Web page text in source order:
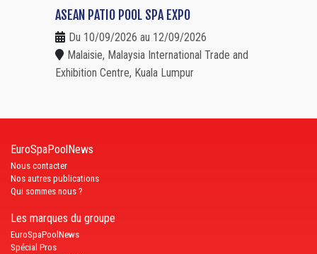
ASEAN PATIO POOL SPA EXPO
Du 10/09/2026 au 12/09/2026
Malaisie, Malaysia International Trade and
Exhibition Centre, Kuala Lumpur
EuroSpaPoolNews
Nous contacter
Nos autres publications
Qui sommes nous ?
Les marques du groupe
EuroSpaPoolNews
Spécial Pros